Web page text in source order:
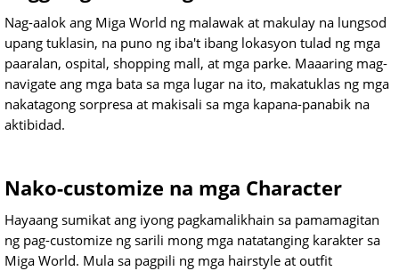
Nag-aalok ang Miga World ng malawak at makulay na lungsod
upang tuklasin, na puno ng iba't ibang lokasyon tulad ng mga
paaralan, ospital, shopping mall, at mga parke. Maaaring mag-
navigate ang mga bata sa mga lugar na ito, makatuklas ng mga
nakatagong sorpresa at makisali sa mga kapana-panabik na
aktibidad.
Nako-customize na mga Character
Hayaang sumikat ang iyong pagkamalikhain sa pamamagitan
ng pag-customize ng sarili mong mga natatanging karakter sa
Miga World. Mula sa pagpili ng mga hairstyle at outfit